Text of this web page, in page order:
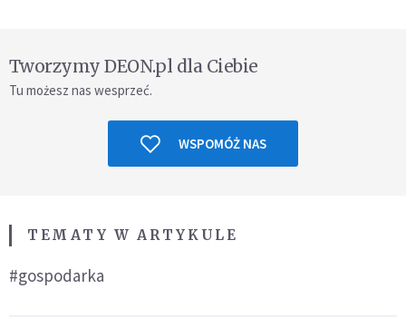
Tworzymy DEON.pl dla Ciebie
Tu możesz nas wesprzeć.
WSPOMÓŻ NAS
TEMATY W ARTYKULE
#gospodarka